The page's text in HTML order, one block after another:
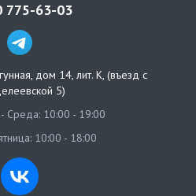
775-63-03
дом 14, лит. К, (въезд с
5)
Среда: 10:00 - 19:00
10:00 - 18:00